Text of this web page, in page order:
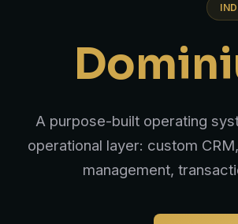
A purpose-built operating
operational layer: custom
management,